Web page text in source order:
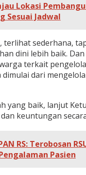
Lokasi
Sesuai Jadwal
terlihat sederhana,
dini lebih baik.
terkait
dimulai dari
yang baik, lanjut
keuntungan
RS: Terobosan
Pasien